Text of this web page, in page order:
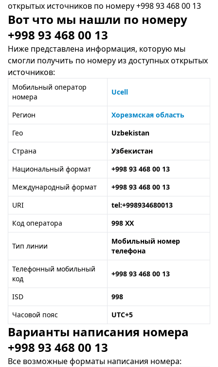
открытых источников по номеру +998 93 468 00 13
Вот что мы нашли по номеру
+998 93 468 00 13
Ниже представлена информация, которую мы
смогли получить по номеру из доступных открытых
источников:
Мобильный оператор
номера
Ucell
Регион
Хорезмская область
Гео
Uzbekistan
Страна
Узбекистан
Национальный формат
+998 93 468 00 13
Международный формат
+998 93 468 00 13
URI
tel:+998934680013
Код оператора
998 XX
Тип линии
Мобильный номер
телефона
Телефонный мобильный
код
+998 93 468 00 13
ISD
998
Часовой пояс
UTC+5
Варианты написания номера
+998 93 468 00 13
Все возможные форматы написания номера: